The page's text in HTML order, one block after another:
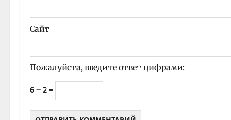
Сайт
Пожалуйста, введите ответ цифрами:
6 − 2 =